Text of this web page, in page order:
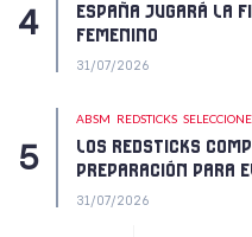
ESPAÑA JUGARÁ LA
FEMENINO
31/07/2026
ABSM REDSTICKS
LOS REDSTICKS
PREPARACIÓN PARA
31/07/2026